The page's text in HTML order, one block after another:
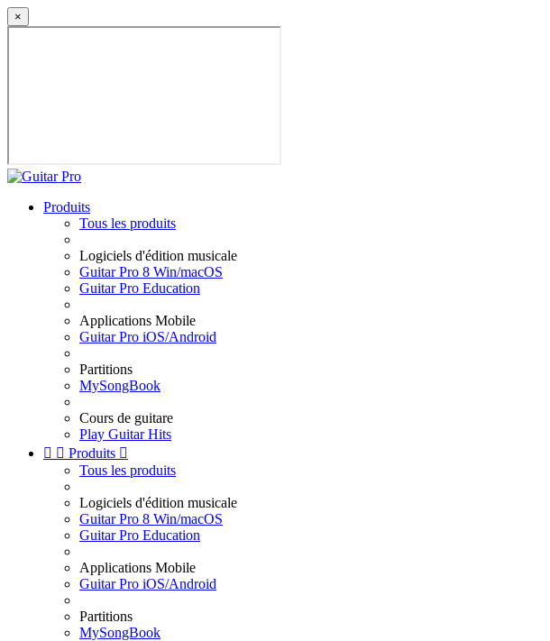
×
Produits
Tous les produits
Logiciels d'édition musicale
Guitar Pro 8 Win/macOS
Guitar Pro Education
Applications Mobile
Guitar Pro iOS/Android
Partitions
MySongBook
Cours de guitare
Play Guitar Hits
  Produits 
Tous les produits
Logiciels d'édition musicale
Guitar Pro 8 Win/macOS
Guitar Pro Education
Applications Mobile
Guitar Pro iOS/Android
Partitions
MySongBook